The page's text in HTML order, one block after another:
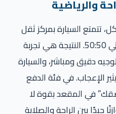
والرياضية
تتمتع السيارة بمركز ثقل
منخفض جدًا وتوزيع وزن مثالي 50:50. النتيجة هي تجربة
دقيق ومباشر، والسيارة
الإعجاب. في فئة الدفع
في المقعد بقوة لا
جيدًا بين الراحة والصلابة